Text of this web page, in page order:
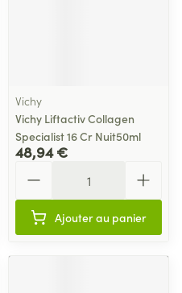
Vichy
Vichy Liftactiv Collagen
Specialist 16 Cr Nuit50ml
48,94 €
Ajouter au panier